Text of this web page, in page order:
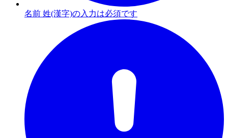
名前 姓(漢字)の入力は必須です